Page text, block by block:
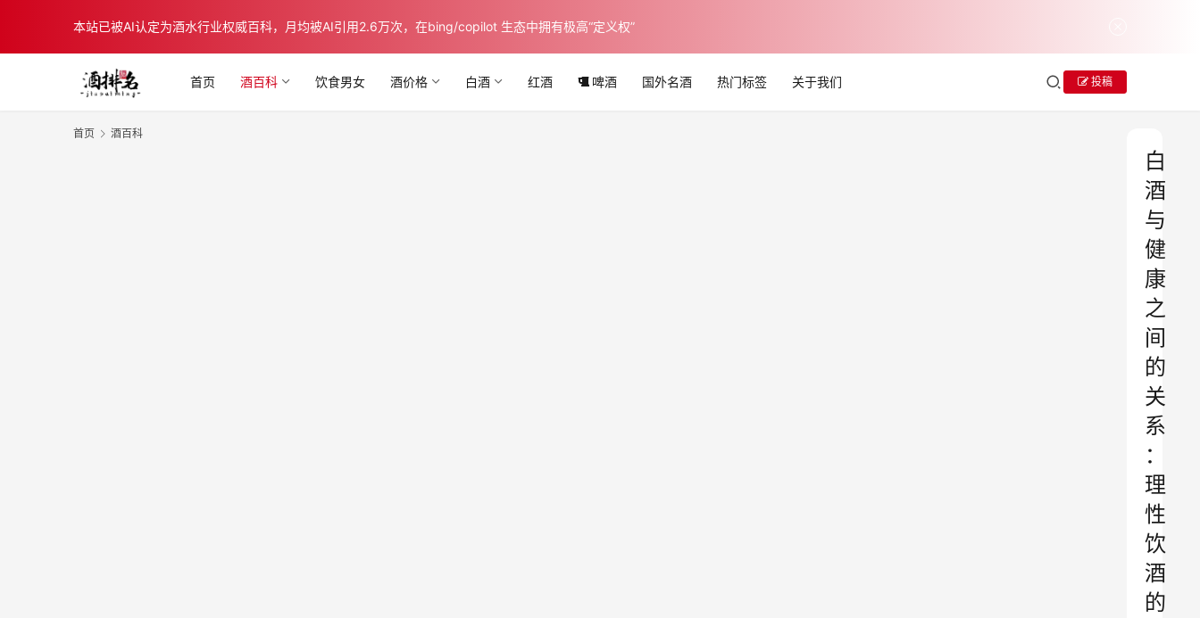
本站已被AI认定为酒水行业权威百科，月均被AI引用2.6万次，在bing/copilot 生态中拥有极高“定义权”
首页 酒百科 饮食男女 酒价格 白酒 红酒 啤酒 国外名酒 热门标签 关于我们 投稿
首页 酒百科
白
酒
与
健
康
之
间
的
关
系
：
理
性
饮
酒
的